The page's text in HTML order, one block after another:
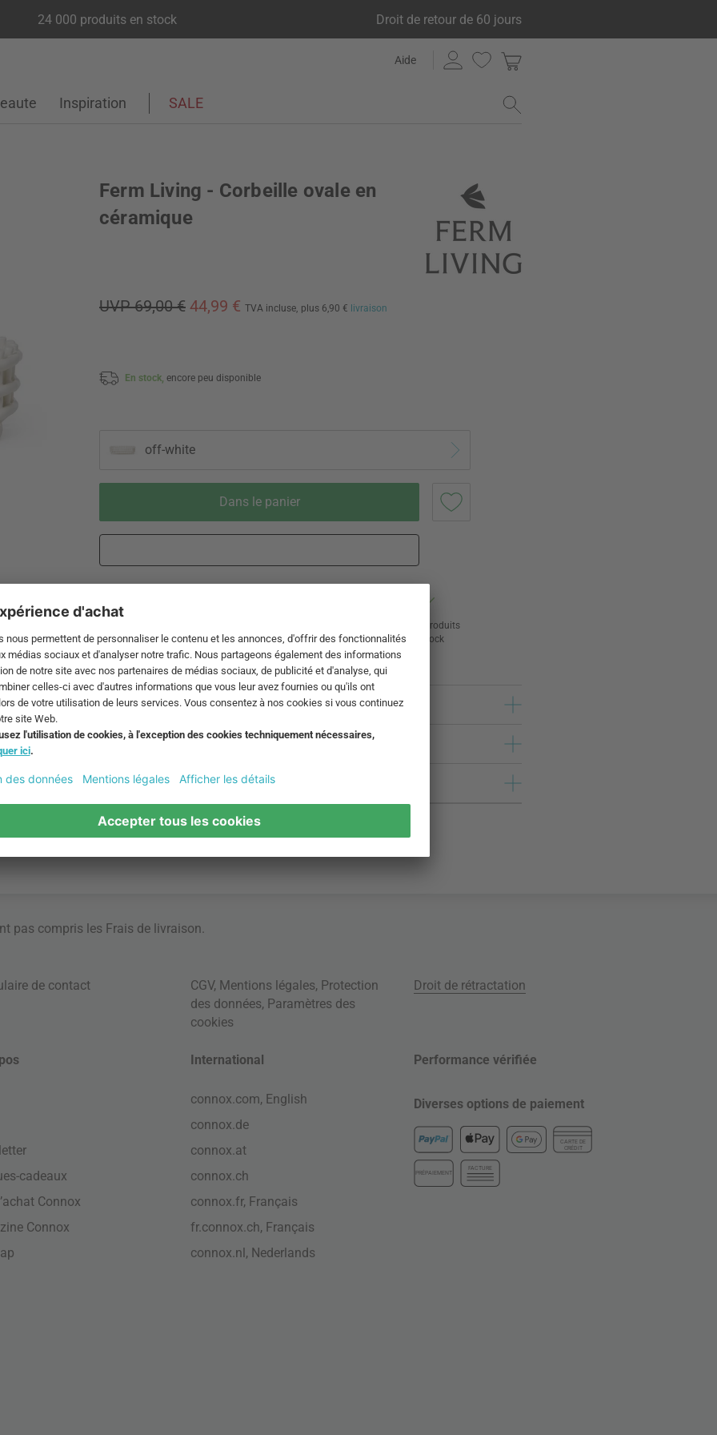
24 000 produits en stock Droit de retour de 60 jours
Aide
Inspiration SALE
Ferm Living - Corbeille ovale en
céramique
UVP 69,00 € 44,99 € TVA incluse, plus 6,90 € livraison
En stock, encore peu disponible
off-white
Dans le panier
expédition de DE par DHL
de 60 jours
24 000 produits
en stock
pas compris les Frais de livraison
de contact CGV, Mentions légales, Protection
des données, Paramètres des
cookies
Droit de rétractation
cadeaux
Connox
Connox
International
connox.com, English
connox.de
connox.at
connox.ch
connox.fr, Français
fr.connox.ch, Français
connox.nl, Nederlands
Performance vérifiée
Diverses options de paiement
CARTE DE
CRÉDIT
PRÉPAIEMENT
FACTURE